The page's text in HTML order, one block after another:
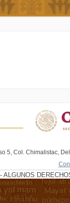
5, Col. Chimalistac,